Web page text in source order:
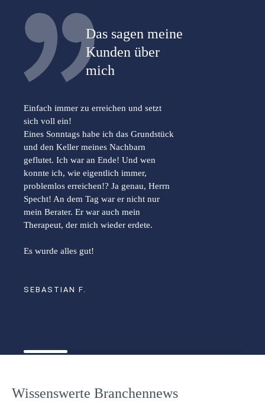
Das sagen meine
Kunden über
mich
Einfach immer zu erreichen und setzt
sich voll ein!
Eines Sonntags habe ich das Grundstück
und den Keller meines Nachbarn
geflutet. Ich war an Ende! Und wen
konnte ich, wie eigentlich immer,
problemlos erreichen!? Ja genau, Herrn
Specht! An dem Tag war er nicht nur
mein Berater. Er war auch mein
Therapeut, der mich wieder erdete.
Es wurde alles gut!
SEBASTIAN F.
Wissenswerte Branchennews